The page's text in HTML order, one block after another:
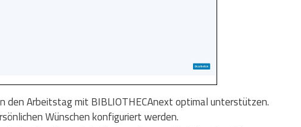
den Arbeitstag mit BIBLIOTHECAnext optimal unterstützen.
Wünschen konfiguriert werden.